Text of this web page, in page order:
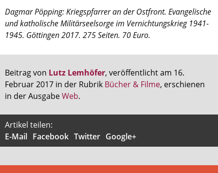
Dagmar Pöpping: Kriegspfarrer an der Ostfront. Evangelische
und katholische Militärseelsorge im Vernichtungskrieg 1941-
1945. Göttingen 2017. 275 Seiten. 70 Euro.
Beitrag von Lutz Lemhöfer, veröffentlicht am 16.
Februar 2017 in der Rubrik Bücher & Filme, erschienen
in der AusgabeWeb.
Artikel teilen:
E-Mail Facebook Twitter Google+